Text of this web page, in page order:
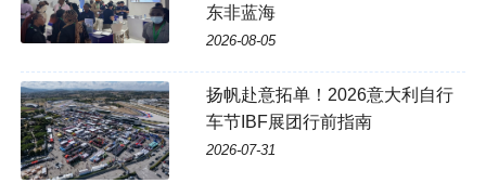
东非蓝海
2026-08-05
扬帆赴意拓单！2026意大利自行
车节IBF展团行前指南
2026-07-31